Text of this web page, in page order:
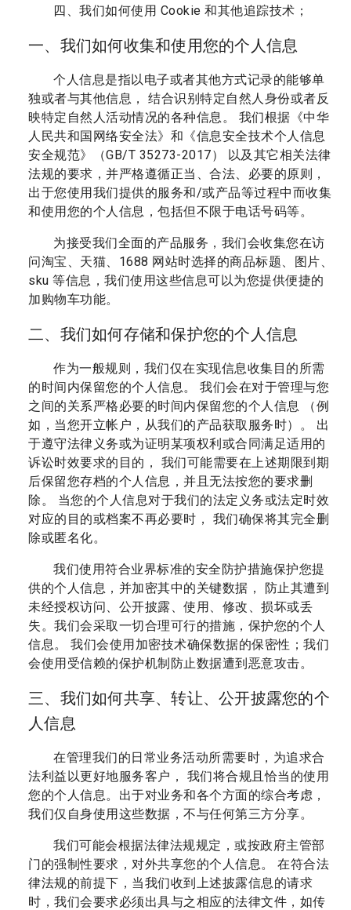
四、我们如何使用 Cookie 和其他追踪技术；
一、我们如何收集和使用您的个人信息
个人信息是指以电子或者其他方式记录的能够单
独或者与其他信息， 结合识别特定自然人身份或者反
映特定自然人活动情况的各种信息。 我们根据《中华
人民共和国网络安全法》和《信息安全技术个人信息
安全规范》（GB/T 35273-2017） 以及其它相关法律
法规的要求，并严格遵循正当、合法、必要的原则，
出于您使用我们提供的服务和/或产品等过程中而收集
和使用您的个人信息，包括但不限于电话号码等。
为接受我们全面的产品服务，我们会收集您在访
问淘宝、天猫、1688 网站时选择的商品标题、图片、
sku 等信息，我们使用这些信息可以为您提供便捷的
加购物车功能。
二、我们如何存储和保护您的个人信息
作为一般规则，我们仅在实现信息收集目的所需
的时间内保留您的个人信息。 我们会在对于管理与您
之间的关系严格必要的时间内保留您的个人信息 （例
如，当您开立帐户，从我们的产品获取服务时）。 出
于遵守法律义务或为证明某项权利或合同满足适用的
诉讼时效要求的目的， 我们可能需要在上述期限到期
后保留您存档的个人信息，并且无法按您的要求删
除。 当您的个人信息对于我们的法定义务或法定时效
对应的目的或档案不再必要时， 我们确保将其完全删
除或匿名化。
我们使用符合业界标准的安全防护措施保护您提
供的个人信息，并加密其中的关键数据， 防止其遭到
未经授权访问、公开披露、使用、修改、损坏或丢
失。我们会采取一切合理可行的措施，保护您的个人
信息。 我们会使用加密技术确保数据的保密性；我们
会使用受信赖的保护机制防止数据遭到恶意攻击。
三、我们如何共享、转让、公开披露您的个
人信息
在管理我们的日常业务活动所需要时，为追求合
法利益以更好地服务客户， 我们将合规且恰当的使用
您的个人信息。出于对业务和各个方面的综合考虑，
我们仅自身使用这些数据，不与任何第三方分享。
我们可能会根据法律法规规定，或按政府主管部
门的强制性要求，对外共享您的个人信息。 在符合法
律法规的前提下，当我们收到上述披露信息的请求
时，我们会要求必须出具与之相应的法律文件，如传